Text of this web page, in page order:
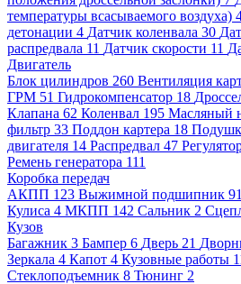
температуры всасываемого воздуха)
детонации 4 Датчик коленвала 30
распредвала 11 Датчик скорости 11
Двигатель
Блок цилиндров 260 Вентиляция
ГРМ 51 Гидрокомпенсатор 18
Клапана 62 Коленвал 195 Масляный
фильтр 33 Поддон картера 18
двигателя 14 Распредвал 47
Ремень генератора 111
Коробка передач
АКПП 123 Выжимной подшипник 91
Кулиса 4 МКПП 142 Сальник 2
Кузов
Багажник 3 Бампер 6 Дверь 21
Зеркала 4 Капот 4 Кузовные работы
Стеклоподъемник 8 Тюнинг 2